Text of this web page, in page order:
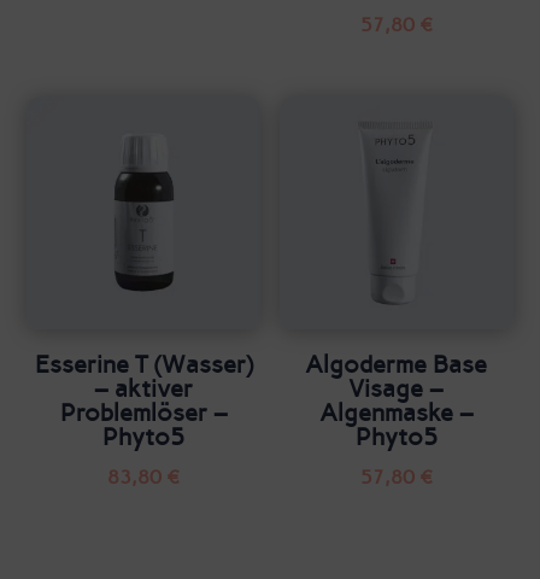
57,80 €
Esserine T (Wasser)
– aktiver
Problemlöser –
Phyto5
83,80 €
Algoderme Base
Visage –
Algenmaske –
Phyto5
57,80 €